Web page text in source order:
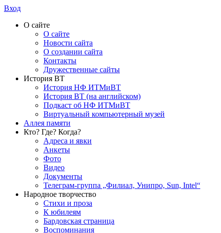
Вход
О сайте
О сайте
Новости сайта
О создании сайта
Контакты
Дружественные сайты
История ВТ
История НФ ИТМиВТ
История ВТ (на английском)
Подкаст об НФ ИТМиВТ
Виртуальный компьютерный музей
Аллея памяти
Кто? Где? Когда?
Адреса и явки
Анкеты
Фото
Видео
Документы
Телеграм-группа „Филиал, Унипро, Sun, Intel“
Народное творчество
Стихи и проза
К юбилеям
Бардовская страница
Воспоминания